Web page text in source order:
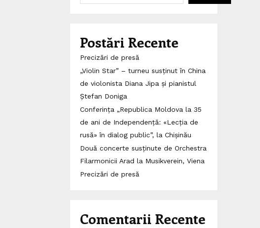
Postări Recente
Precizări de presă
„Violin Star” – turneu susținut în China
de violonista Diana Jipa și pianistul
Ștefan Doniga
Conferința „Republica Moldova la 35
de ani de Independență: «Lecția de
rusă» în dialog public”, la Chișinău
Două concerte susținute de Orchestra
Filarmonicii Arad la Musikverein, Viena
Precizări de presă
Comentarii Recente